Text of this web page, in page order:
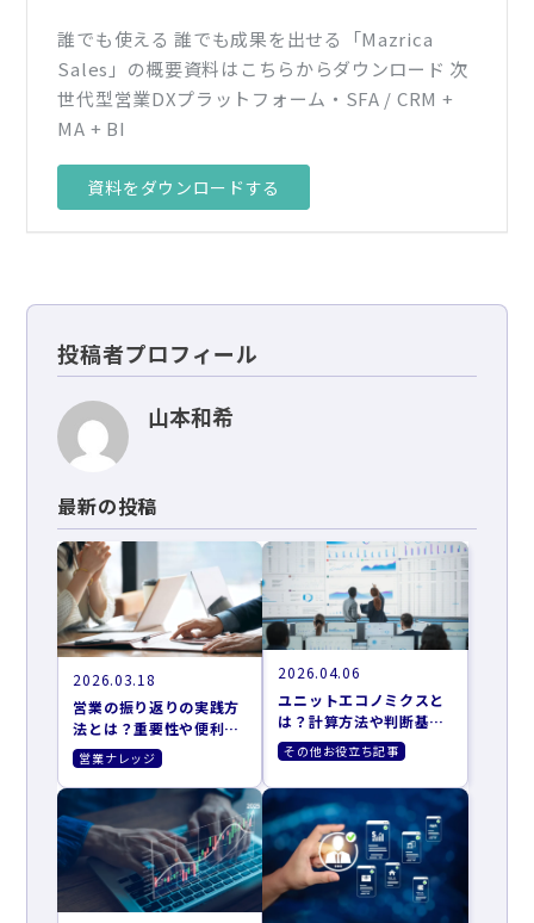
誰でも使える 誰でも成果を出せる「Mazrica
Sales」の概要資料はこちらからダウンロード 次
世代型営業DXプラットフォーム・SFA / CRM +
MA + BI
資料をダウンロードする
投稿者プロフィール
山本和希
最新の投稿
2026.03.18
営業の振り返りの実践方
法とは？重要性や便利な
フレームワークも解説
営業ナレッジ
2026.04.06
ユニットエコノミクスと
は？計算方法や判断基
準、改善施策まで解説
その他お役立ち記事